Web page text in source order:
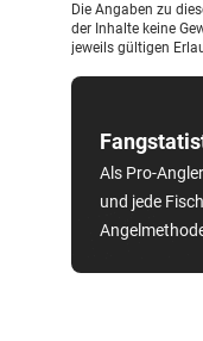
Als Pro-
und jede
Die Angaben zu
der Inhalte keine
jeweils gültigen